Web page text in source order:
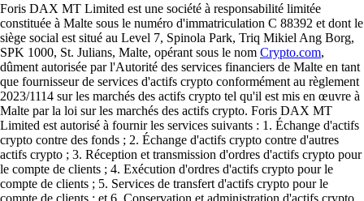
Foris DAX MT Limited est une société à responsabilité limitée
constituée à Malte sous le numéro d'immatriculation C 88392 et dont le
siège social est situé au Level 7, Spinola Park, Triq Mikiel Ang Borg,
SPK 1000, St. Julians, Malte, opérant sous le nom Crypto.com,
dûment autorisée par l'Autorité des services financiers de Malte en tant
que fournisseur de services d'actifs crypto conformément au règlement
2023/1114 sur les marchés des actifs crypto tel qu'il est mis en œuvre à
Malte par la loi sur les marchés des actifs crypto. Foris DAX MT
Limited est autorisé à fournir les services suivants : 1. Échange d'actifs
crypto contre des fonds ; 2. Échange d'actifs crypto contre d'autres
actifs crypto ; 3. Réception et transmission d'ordres d'actifs crypto pour
le compte de clients ; 4. Exécution d'ordres d'actifs crypto pour le
compte de clients ; 5. Services de transfert d'actifs crypto pour le
compte de clients ; et 6. Conservation et administration d'actifs crypto